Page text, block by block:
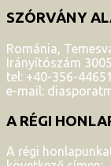
SZÓRVÁNY
Románia,
Irányítószám
tel: +40-356-
e-mail:
A RÉGI
A régi